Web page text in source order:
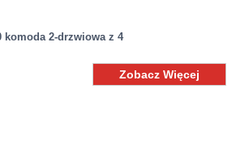
komoda 2-drzwiowa z 4
Zobacz Więcej